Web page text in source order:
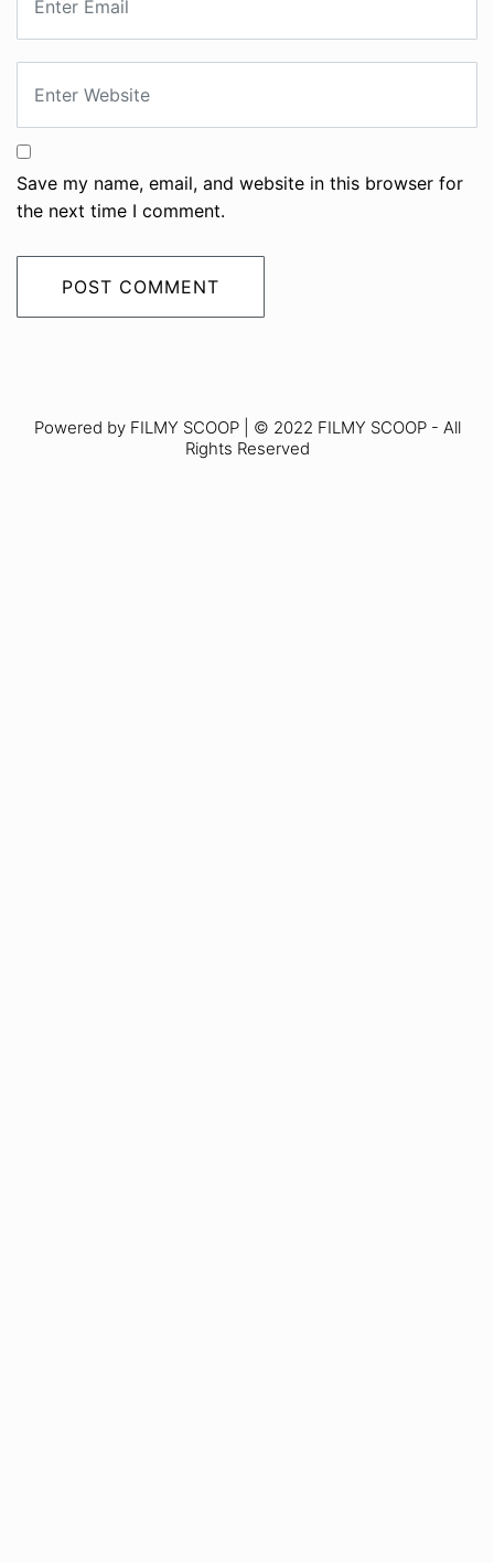
Save my name, email, and website in this browser for
the next time I comment.
Powered by FILMY SCOOP | © 2022 FILMY SCOOP - All
Rights Reserved